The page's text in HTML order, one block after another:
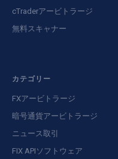
cTraderアービトラージ
無料スキャナー
カテゴリー
FXアービトラージ
暗号通貨アービトラージ
ニュース取引
FIX APIソフトウェア